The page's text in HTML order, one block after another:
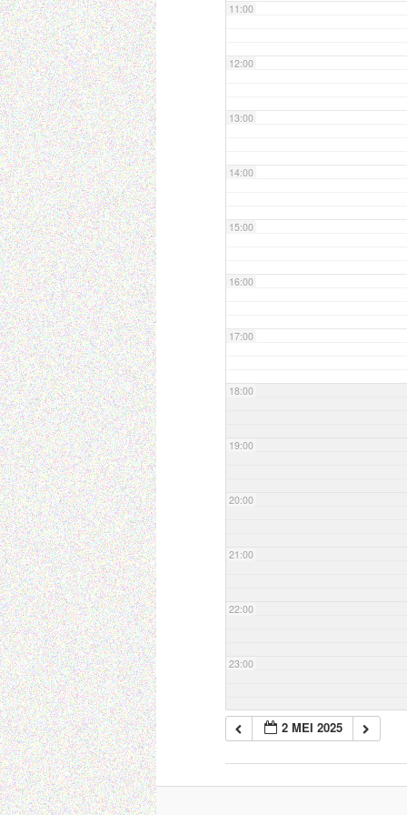
11:00
12:00
13:00
14:00
15:00
16:00
17:00
18:00
19:00
20:00
21:00
22:00
23:00
2 MEI 2025